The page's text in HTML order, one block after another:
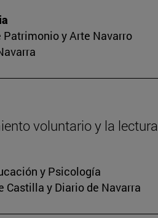
Patrimonio y Arte Navarro
voluntario y la lectura
y Psicología
Castilla y Diario de Navarra